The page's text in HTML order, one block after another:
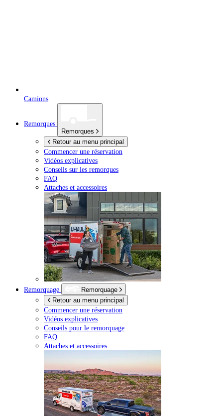
Camions
Remorques
Remorques
Retour au menu principal
Commencer une réservation
Vidéos explicatives
Conseils sur les remorques
FAQ
Attaches et accessoires
Remorquage
Remorquage
Retour au menu principal
Commencer une réservation
Vidéos explicatives
Conseils pour le remorquage
FAQ
Attaches et accessoires